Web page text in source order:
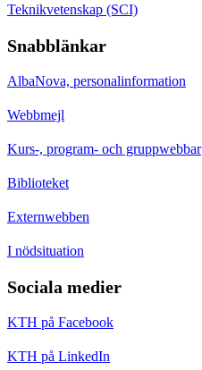
Teknikvetenskap (SCI)
Snabblänkar
AlbaNova, personalinformation
Webbmejl
Kurs-, program- och gruppwebbar
Biblioteket
Externwebben
I nödsituation
Sociala medier
KTH på Facebook
KTH på LinkedIn